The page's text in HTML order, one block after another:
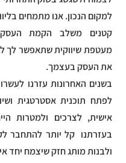
למקום הנכון. אנו מתמחים
קטנים משלב הקמת העסק
מעטפת שיווקית שתאפשר לך
את העסק בעצמך.
בשנים האחרונות עזרנו
לפתח תוכנית אסטרטגית
אישית, לצרכים ולמטרות
בעזרתנו קל יותר להתחבר
ולבנות מותג חזק שיצמח יחד